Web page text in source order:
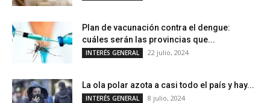
Plan de vacunación contra el dengue:
cuáles serán las provincias que...
INTERÉS GENERAL 22 julio, 2024
La ola polar azota a casi todo el país y hay...
INTERÉS GENERAL 8 julio, 2024